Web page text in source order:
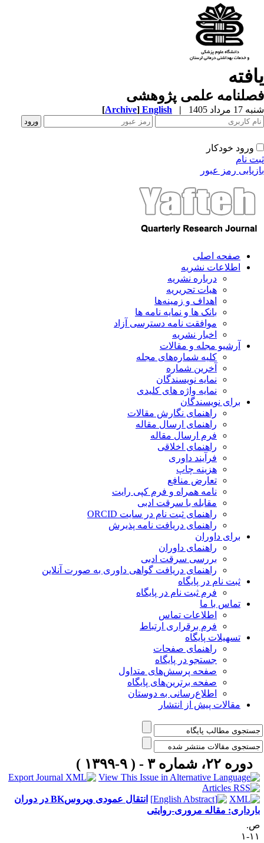
علمی پژوهشی
مرداد 1405 |
English
[Archive]
ورود خودکار
نام
رمز عبور
صفحه اصلی
اطلاعات نشریه
درباره نشریه
هیات تحریریه
اهداف و زمینه‌ها
بانک ها و نمایه نامه ها
موافقت نامه دسترسی آزاد
اخبار نشریه
آرشیو مجله و مقالات
کلیه شماره‌های مجله
آخرین شماره
نمایه نویسندگان
نمایه واژه های کلیدی
برای نویسندگان
راهنمای نگارش مقالات
راهنمای ارسال مقاله
فرم ارسال مقاله
راهنمای اخلاقی
فرآیند داوری
هزینه چاپ
تعارض منافع
نامه همراه و فرم کپی رایت
مقابله با سرقت ادبی
راهنمای ثبت نام در سایت ORCID
راهنمای دریافت نامه پذیرش
برای داوران
راهنمای داوران
بررسی سرقت ادبی
راهنمای دریافت گواهی داوری به صورت آنلاین
ثبت نام در پایگاه
فرم ثبت نام در پایگاه
تماس با ما
اطلاعات تماس
فرم برقراری ارتباط
تسهیلات پایگاه
راهنمای صفحات
جستجو در پایگاه
صفحه پرسش‌های متداول
صفحه برترین‌های پایگاه
اطلاع‌رسانی به دوستان
مقالات پیش از انتشار
دوره ۲۲، شماره ۳ - ( ۹-۱۳۹۹ )
انتقال عمودی ویروسBK در دوران
مقاله مروری-روایتی
۱